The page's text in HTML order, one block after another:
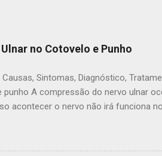
no Cotovelo e Punho
Sintomas, Diagnóstico,
punho A compressão do nervo ulnar
acontecer o nervo não irá funciona
na parte interna do cotovelo (do
do cotovelo, o nervo passa sob os